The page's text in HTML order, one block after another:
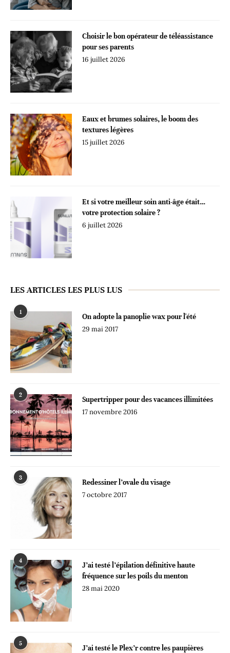
Choisir le bon opérateur de téléassistance
pour ses parents
16 juillet 2026
Eaux et brumes solaires, le boom des
textures légères
15 juillet 2026
Et si votre meilleur soin anti-âge était…
votre protection solaire ?
6 juillet 2026
LES ARTICLES LES PLUS LUS
1
On adopte la panoplie wax pour l'été
29 mai 2017
2
Supertripper pour des vacances illimitées
17 novembre 2016
3
Redessiner l’ovale du visage
7 octobre 2017
4
J’ai testé l’épilation définitive haute
fréquence sur les poils du menton
28 mai 2020
5
J’ai testé le Plex’r contre les paupières